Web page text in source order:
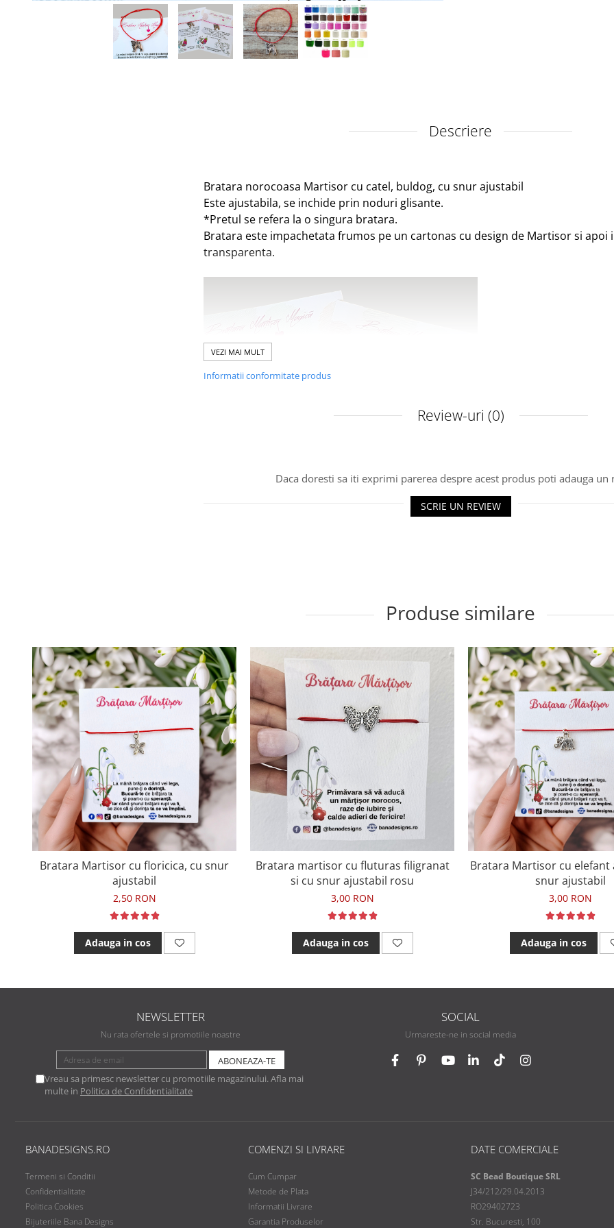
Tablou Personalizat
Descriere
Bratara norocoasa Martisor cu catel, buldog, cu snur ajustabil
Este ajustabila, se inchide prin noduri glisante.
*Pretul se refera la o singura bratara.
Bratara este impachetata frumos pe un cartonas cu design de Martisor si apoi
transparenta.
VEZI MAI MULT
Informatii conformitate produs
Review-uri (0)
Daca doresti sa iti exprimi parerea despre acest produs poti adauga un
SCRIE UN REVIEW
Produse similare
Bratara Martisor cu floricica, cu snur
ajustabil
2,50 RON
Adauga in cos
Bratara martisor cu fluturas filigranat
si cu snur ajustabil rosu
3,00 RON
Adauga in cos
Bratara Martisor cu elefant
snur ajustabil
3,00 RON
Adauga in cos
NEWSLETTER
Nu rata ofertele si promotiile noastre
Vreau sa primesc newsletter cu promotiile magazinului. Afla mai
multe in Politica de Confidentialitate
SOCIAL
Urmareste-ne in social media
BANADESIGNS.RO
Termeni si Conditii
Confidentialitate
Politica Cookies
Bijuteriile Bana Designs
COMENZI SI LIVRARE
Cum Cumpar
Metode de Plata
Informatii Livrare
Garantia Produselor
DATE COMERCIALE
SC Bead Boutique SRL
J34/212/29.04.2013
RO29402723
Str. Bucuresti, 100